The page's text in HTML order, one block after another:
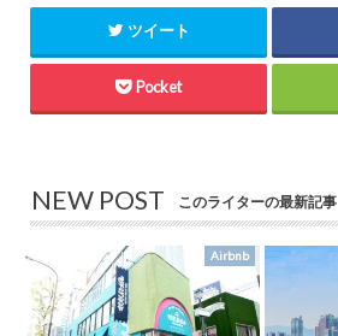
ツイート
Pocket
NEW POST このライターの最新記事
Airbnb